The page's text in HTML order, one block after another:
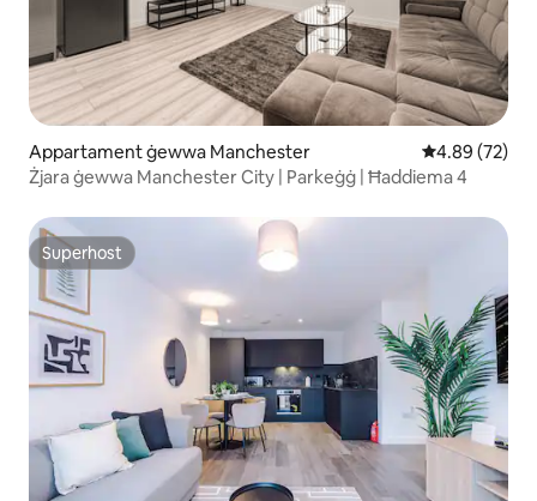
Appartament ġewwa Manchester Rating medju
4.89 (72)
Żjara ġewwa Manchester City | Parkeġġ | Ħaddiema 4
Superhost
Superhost